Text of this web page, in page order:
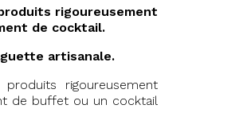
rigoureusement
de cocktail.
artisanale.
rigoureusement
de buffet ou un cocktail